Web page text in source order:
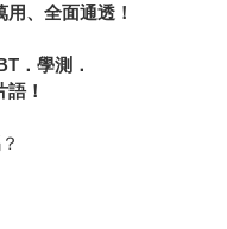
、全面通透！
．學測．
！